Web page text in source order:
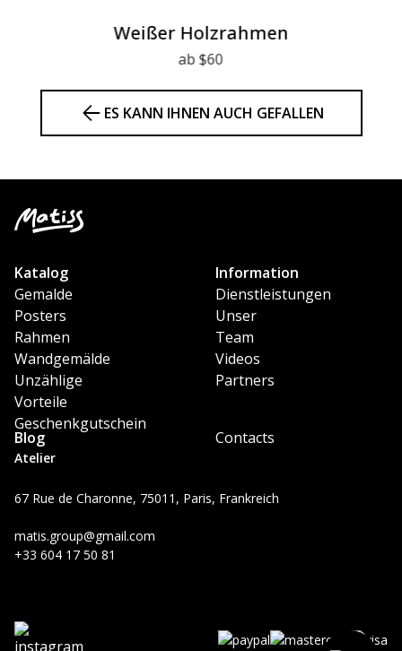
Weißer Holzrahmen
ab $60
ES KANN IHNEN AUCH GEFALLEN
Atelier
67 Rue de Charonne, 75011, Paris, Frankreich
matis.group@gmail.com
+33 604 17 50 81
Katalog
Gemalde
Posters
Rahmen
Wandgemälde
Unzählige
Vorteile
Geschenkgutschein
Information
Dienstleistungen
Unser
Team
Videos
Partners
Blog Contacts